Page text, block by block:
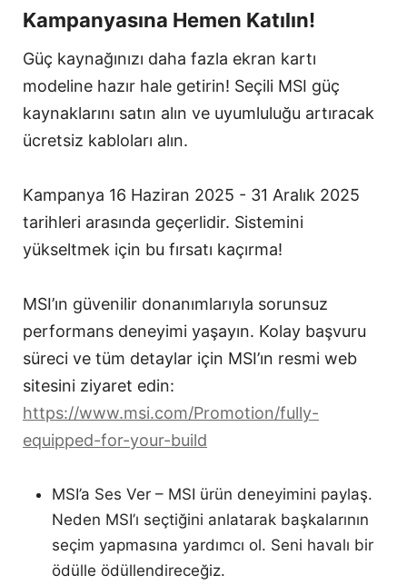
Kampanyasına Hemen Katılın!
Güç kaynağınızı daha fazla ekran kartı
modeline hazır hale getirin! Seçili MSI güç
kaynaklarını satın alın ve uyumluluğu artıracak
ücretsiz kabloları alın.
Kampanya 16 Haziran 2025 - 31 Aralık 2025
tarihleri arasında geçerlidir. Sistemini
yükseltmek için bu fırsatı kaçırma!
MSI’ın güvenilir donanımlarıyla sorunsuz
performans deneyimi yaşayın. Kolay başvuru
süreci ve tüm detaylar için MSI’ın resmi web
sitesini ziyaret edin:
https://www.msi.com/Promotion/fully-
equipped-for-your-build
MSI’a Ses Ver – MSI ürün deneyimini paylaş.
Neden MSI’ı seçtiğini anlatarak başkalarının
seçim yapmasına yardımcı ol. Seni havalı bir
ödülle ödüllendireceğiz.